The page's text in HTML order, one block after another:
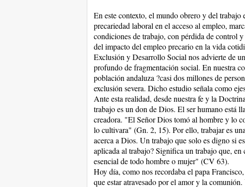
En este contexto, el mundo obrero y del
precariedad laboral en el acceso al empleo,
condiciones de trabajo, con pérdida de control
del impacto del empleo precario en la vida
Exclusión y Desarrollo Social nos advierte de
profundo de fragmentación social. En nuestra
población andaluza ?casi dos millones de
exclusión severa. Dicho estudio señala como
Ante esta realidad, desde nuestra fe y la
trabajo es un don de Dios. El ser humano está
creadora. "El Señor Dios tomó al hombre y lo
lo cultivara" (Gn. 2, 15). Por ello, trabajar es
acerca a Dios. Un trabajo que solo es digno si
aplicada al trabajo? Significa un trabajo que,
esencial de todo hombre o mujer" (CV 63).
Hoy día, como nos recordaba el papa
que estar atravesado por el amor y la